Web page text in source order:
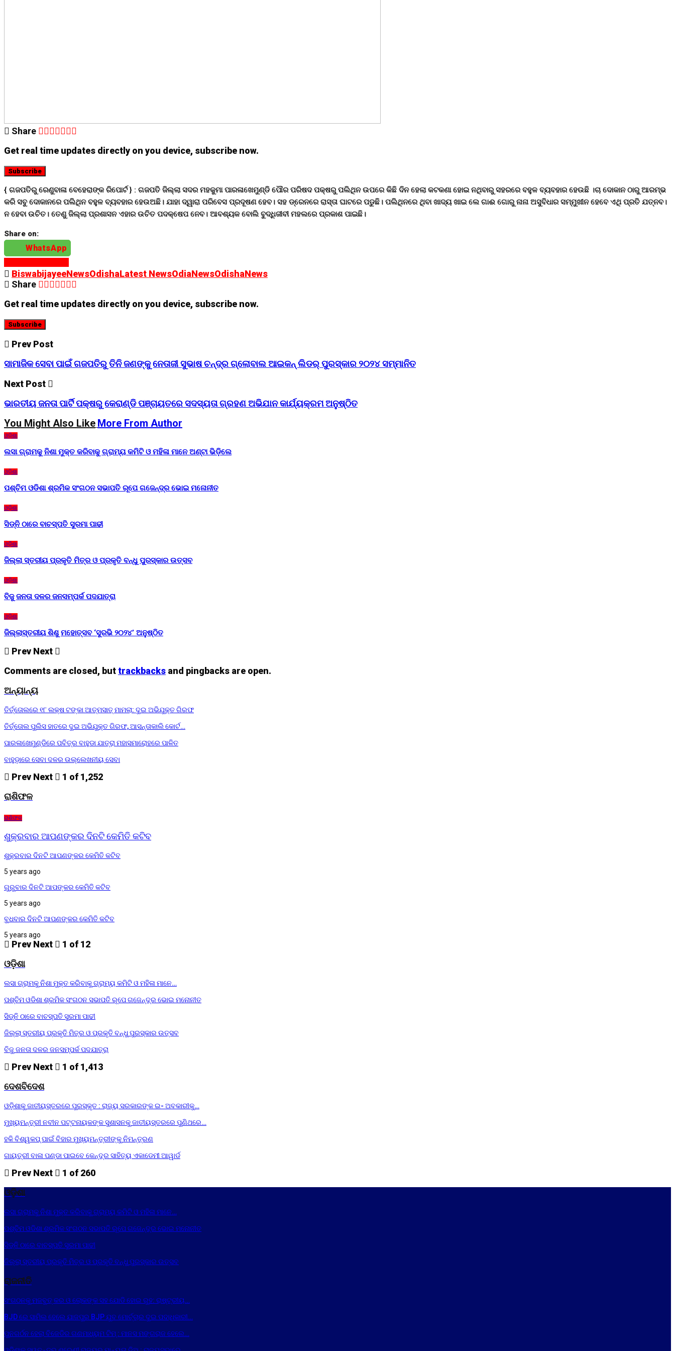
Share
Get real time updates directly on you device, subscribe now.
Subscribe
{ ଗଜପତିରୁ ରେଣୁବାଳା ବେହେରାଙ୍କ ରିପୋର୍ଟ } : ଗଜପତି ଜିଲ୍ଲା ସଦର ମହକୁମା ପାରଳାଖେମୁଣ୍ଡି ପୌର ପରିଷଦ ପକ୍ଷରୁ ପଲିଥିନ ଉପରେ କିଛି ଦିନ ହେଲା କଟକଣା ହୋଇ ନଥିବାରୁ ସହରରେ ବହୁଳ ବ୍ୟବହାର ହେଉଛି ।ଚା ଦୋକାନ ଠାରୁ ଆରମ୍ଭ
କରି ସବୁ ଦୋକାନରେ ପଲିଥିନ ବହୁଳ ବ୍ୟବହାର ହେଉଅଛି। ଯାହା ଦ୍ୱାରା ପରିବେସ ପ୍ରଦୂଷଣ ହେବ। ସହ ଡ୍ରେନରେ ରାସ୍ତା ଘାଟରେ ପଡୁଛି। ପଲିଥିନରେ ଥିବା ଖାଦ୍ୟ ଖାଇ ଲେ ଗାଈ ଗୋରୁ ନାନା ଅସୁବିଧାର ସମ୍ମୁଖୀନ ହେବେ ଏଥି ପ୍ରତି ଯତ୍ନବ।
ନ ହେବା ଉଚିତ। ତେଣୁ ଜିଲ୍ଲା ପ୍ରଶାସନ ଏହାର ଉଚିତ ପଦକ୍ଷେପ ନେବ। ଆବଶ୍ୟକ ବୋଲି ବୁଦ୍ଧିଜୀବୀ ମହଲରେ ପ୍ରକାଶ ପାଇଛି।
Share on:
WhatsApp
BiswabijayeeNewsOdishaLatest NewsOdiaNewsOdishaNews
Share
Get real time updates directly on you device, subscribe now.
Subscribe
Prev Post
ସାମାଜିକ ସେବା ପାଇଁ ଗଜପତିରୁ ତିନି ଜଣଙ୍କୁ ନେତାଜୀ ସୁଭାଷ ଚନ୍ଦ୍ର ଗ୍ଲୋବାଲ ଆଇକନ୍ ଲିଡର୍ ପୁରସ୍କାର ୨୦୨୪ ସମ୍ମାନିତ
Next Post
ଭାରତୀୟ ଜନତା ପାର୍ଟି ପକ୍ଷରୁ କେରାଣ୍ଡି ପଞ୍ଚାୟତରେ ସଦସ୍ୟତା ଗ୍ରହଣ ଅଭିଯାନ କାର୍ଯ୍ୟକ୍ରମ ଅନୁଷ୍ଠିତ
You Might Also Like More From Author
ଓଡ଼ିଶା
ଲସା ଗ୍ରାମକୁ ନିଶା ମୁକ୍ତ କରିବାକୁ ଗ୍ରାମ୍ୟ କମିଟି ଓ ମହିଳା ମାନେ ଅଣ୍ଟା ଭିଡ଼ିଲେ
ଓଡ଼ିଶା
ପଶ୍ଚିମ ଓଡିଶା ଶ୍ରମିକ ସଂଗଠନ ସଭାପତି ରୂପେ ଗଜେନ୍ଦ୍ର ଭୋଇ ମନୋନୀତ
ଓଡ଼ିଶା
ସିଡ୍‌ନି ଠାରେ ବାଚସ୍ପତି ସୁରମା ପାଢୀ
ଓଡ଼ିଶା
ଜିଲ୍ଲା ସ୍ତରୀୟ ପ୍ରକୃତି ମିତ୍ର ଓ ପ୍ରକୃତି ବନ୍ଧୁ ପୁରସ୍କାର ଉତ୍ସବ
ଓଡ଼ିଶା
ବିଜୁ ଜନତା ଦଳର ଜନସମ୍ପର୍କ ପଦଯାତ୍ରା
ଓଡ଼ିଶା
ଜିଲ୍ଲାସ୍ତରୀୟ ଶିଶୁ ମହୋତ୍ସବ ‘ସୁରଭି ୨୦୨୪’ ଅନୁଷ୍ଠିତ
Prev Next
Comments are closed, buttrackbacks and pingbacks are open.
ଅନ୍ୟାନ୍ୟ
ତିର୍ତ୍ତୋଲରେ ୧୮ ଲକ୍ଷ ଟଙ୍କା ଆତ୍ମସାତ୍ ମାମଲା: ଦୁଇ ଅଭିଯୁକ୍ତ ଗିରଫ
ତିର୍ତ୍ତୋଲ ପୁଲିସ ହାତରେ ଦୁଇ ଅଭିଯୁକ୍ତ ଗିରଫ, ଆସନ୍ତାକାଲି କୋର୍ଟ…
ପାରଳାଖେମୁଣ୍ଡିରେ ପବିତ୍ର ବାହୁଡା ଯାତ୍ରା ମହାସମାରୋହରେ ପାଳିତ
ବାହୁଡ଼ାରେ ସେବା ଦଳର ଉଲ୍ଲେଖନୀୟ ସେବା
Prev Next
1 of 1,252
ରାଶିଫଳ
ରାଶିଫଳ
ଶୁକ୍ରବାର ଆପଣଙ୍କର ଦିନଟି କେମିତି କଟିବ
ଶୁକ୍ରବାର ଦିନଟି ଆପଣଙ୍କର କେମିତି କଟିବ
5 years ago
ଗୁରୁବାର ଦିନଟି ଆପଙ୍କର କେମିତି କଟିବ
5 years ago
ବୁଧବାର ଦିନଟି ଆପଣଙ୍କର କେମିତି କଟିବ
5 years ago
Prev Next
1 of 12
ଓଡ଼ିଶା
ଲସା ଗ୍ରାମକୁ ନିଶା ମୁକ୍ତ କରିବାକୁ ଗ୍ରାମ୍ୟ କମିଟି ଓ ମହିଳା ମାନେ…
ପଶ୍ଚିମ ଓଡିଶା ଶ୍ରମିକ ସଂଗଠନ ସଭାପତି ରୂପେ ଗଜେନ୍ଦ୍ର ଭୋଇ ମନୋନୀତ
ସିଡ୍‌ନି ଠାରେ ବାଚସ୍ପତି ସୁରମା ପାଢୀ
ଜିଲ୍ଲା ସ୍ତରୀୟ ପ୍ରକୃତି ମିତ୍ର ଓ ପ୍ରକୃତି ବନ୍ଧୁ ପୁରସ୍କାର ଉତ୍ସବ
ବିଜୁ ଜନତା ଦଳର ଜନସମ୍ପର୍କ ପଦଯାତ୍ରା
Prev Next
1 of 1,413
ଦେଶବିଦେଶ
ଓଡ଼ିଶାକୁ ଜାତୀୟସ୍ତରରେ ପୁରସ୍କୃତ : ରାଜ୍ୟ ସରକାରଙ୍କ ଇ- ଅବକାରୀକୁ…
ମୁଖ୍ୟମନ୍ତ୍ରୀ ନବୀନ ପଟ୍ଟନାୟକଙ୍କ ସୁଶାସନକୁ ଜାତୀୟସ୍ତରରେ ପୁଣିଥରେ…
ହକି ବିଶ୍ୱକପ୍ ପାଇଁ ବିହାର ମୁଖ୍ୟମନ୍ତ୍ରୀଙ୍କୁ ନିମନ୍ତ୍ରଣ
ଗାୟତ୍ରୀ ବାଳା ପଣ୍ଡା ପାଇବେ କେନ୍ଦ୍ର ସାହିତ୍ୟ ଏକାଡେମୀ ଆୱାର୍ଡ
Prev Next
1 of 260
ଓଡ଼ିଶା
ଲସା ଗ୍ରାମକୁ ନିଶା ମୁକ୍ତ କରିବାକୁ ଗ୍ରାମ୍ୟ କମିଟି ଓ ମହିଳା ମାନେ…
ପଶ୍ଚିମ ଓଡିଶା ଶ୍ରମିକ ସଂଗଠନ ସଭାପତି ରୂପେ ଗଜେନ୍ଦ୍ର ଭୋଇ ମନୋନୀତ
ସିଡ୍‌ନି ଠାରେ ବାଚସ୍ପତି ସୁରମା ପାଢୀ
ଜିଲ୍ଲା ସ୍ତରୀୟ ପ୍ରକୃତି ମିତ୍ର ଓ ପ୍ରକୃତି ବନ୍ଧୁ ପୁରସ୍କାର ଉତ୍ସବ
ରାଜନୀତି
ସଂଗଠନକୁ ମଜବୁତ୍ କର ଓ ଲୋକଙ୍କ ସହ ଯୋଡି ହୋଇ ରୁହ: ରାଷ୍ଟ୍ରୀୟ…
BJD ରେ ସାମିଲ ହେଲେ ଯାଜପୁର BJP ଯୁବ ମୋର୍ଚ୍ଚାର ଦୁଇ ପଦାଧିକାରୀ…
ପୁନଗର୍ଠନ ହେଲା ବିଜେଡିର ଗଣମାଧ୍ୟମ ଟିମ୍ : ମାନସ ମଙ୍ଗରାଜ ହେଲେ…